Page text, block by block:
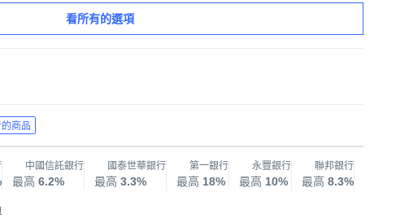
看所有的選項
商品
中國信託銀行
最高 6.2%
國泰世華銀行
最高 3.3%
第一銀行
最高 18%
永豐銀行
最高 10%
聯邦銀行
最高 8.3%